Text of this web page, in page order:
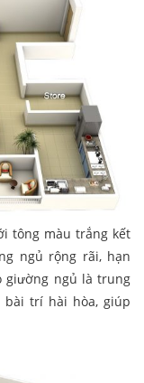
tông màu trắng kết
ngủ rộng rãi, hạn
giường ngủ là trung
bài trí hài hòa, giúp